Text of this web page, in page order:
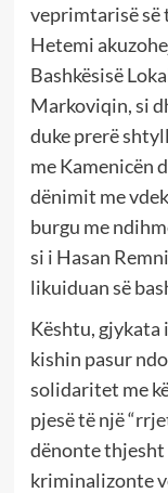
veprimtarisë së
Hetemi
Bashkësisë
Markoviqin, si
duke prerë
me Kamenicën
dënimit me
burgu me
si i Hasan
likuiduan së
Kështu, gjykata
kishin pasur
solidaritet me
pjesë të një
dënonte
kriminalizonte